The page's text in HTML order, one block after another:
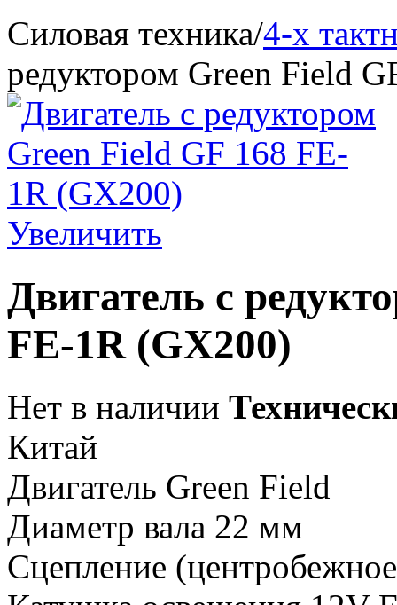
Силовая техника/4-х
редуктором Green Field
Увеличить
Двигатель с
FE-1R (GX200)
Нет в наличии
Китай
Двигатель Green Field
Диаметр вала 22 мм
Сцепление